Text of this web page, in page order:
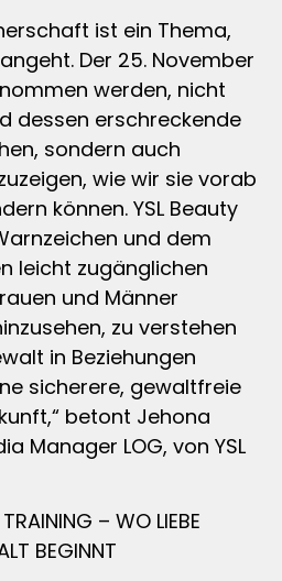
ist ein Thema,
Der 25. November
werden, nicht
dessen erschreckende
sondern auch
wie wir sie vorab
können. YSL Beauty
und dem
leicht zugänglichen
und Männer
zu verstehen
in Beziehungen
sicherere, gewaltfreie
betont Jehona
Manager LOG, von YSL
– WO LIEBE
BEGINNT